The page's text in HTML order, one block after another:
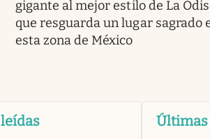
gigante al mejor estilo de La
que resguarda un lugar sagrado
esta zona de México